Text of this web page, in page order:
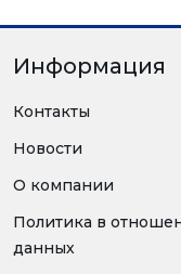
Информация
Контакты
Новости
О компании
Политика в
данных